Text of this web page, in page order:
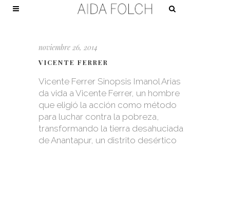
noviembre 26, 2014
VICENTE FERRER
Vicente Ferrer Sinopsis Imanol Arias
da vida a Vicente Ferrer, un hombre
que eligió la acción como método
para luchar contra la pobreza,
transformando la tierra desahuciada
de Anantapur, un distrito desértico